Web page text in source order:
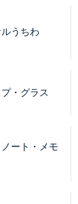
うちわ
・グラス
ート・メモ